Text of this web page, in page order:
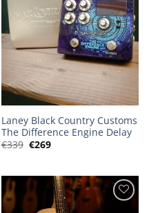
Laney Black Country Customs
The Difference Engine Delay
€339 Oorspronkelijke
prijs
€269Huidige